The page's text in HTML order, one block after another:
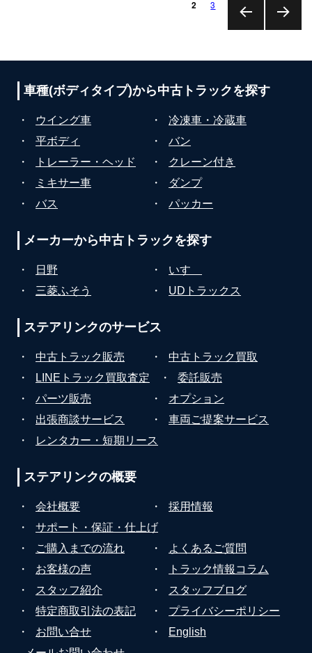
ビ
ゲ
ー
シ
ョ
ン
ペ
ー
2 ペ
ー
3
車種(ボディタイプ)から中古トラックを探す
・ ウイング車 ・
冷凍車・冷蔵車
・
平ボディ ・
バン
・
トレーラー・ヘッド ・
クレーン付き
・
ミキサー車 ・
ダンプ
・
バス ・ パッカー
メーカーから中古トラックを探す
・ 日野 ・
いすゞ
・
三菱ふそう ・ UDトラックス
ステアリンクのサービス
・ 中古トラック販売 ・
中古トラック買取
・
LINEトラック買取査定 ・
委託販売
・
パーツ販売 ・
オプション
・
出張商談サービス ・
車両ご提案サービス
・
レンタカー・短期リース
ステアリンクの概要
・ 会社概要 ・
採用情報
・
サポート・保証・仕上げ
・
ご購入までの流れ ・
よくあるご質問
・
お客様の声 ・
トラック情報コラム
・
スタッフ紹介 ・
スタッフブログ
・
特定商取引法の表記 ・
プライバシーポリシー
・
お問い合せ ・
English